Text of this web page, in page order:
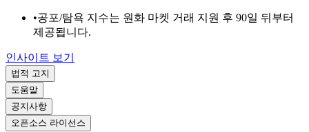
•공포/탐욕 지수는 원화 마켓 거래 지원 후 90일 뒤부터
제공됩니다.
인사이트 보기
법적 고지
도움말
공지사항
오픈소스 라이선스